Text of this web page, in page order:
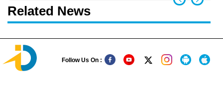
Related News
Follow Us On :